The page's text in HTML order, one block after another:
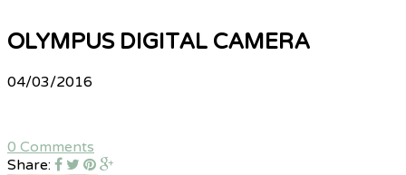
OLYMPUS DIGITAL CAMERA
04/03/2016
0 Comments
Share: